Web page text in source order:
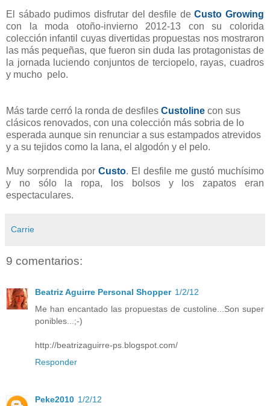
El sábado pudimos disfrutar del desfile deCusto Growing
con la moda otoño-invierno 2012-13 con su colorida
colección infantil cuyas divertidas propuestas nos mostraron
las más pequeñas, que fueron sin duda las protagonistas de
la jornada luciendo conjuntos de terciopelo, rayas, cuadros
y mucho pelo.
Más tarde cerró la ronda de desfiles Custoline con sus
clásicos renovados, con una colección más sobria de lo
esperada aunque sin renunciar a sus estampados atrevidos
y a su tejidos como la lana, el algodón y el pelo.
Muy sorprendida por Custo. El desfile me gustó muchísimo
y no sólo la ropa, los bolsos y los zapatos eran
espectaculares.
Carrie
9 comentarios:
Beatriz Aguirre Personal Shopper 1/2/12
Me han encantado las propuestas de custoline...Son super
ponibles...;-)
http://beatrizaguirre-ps.blogspot.com/
Responder
Peke2010 1/2/12